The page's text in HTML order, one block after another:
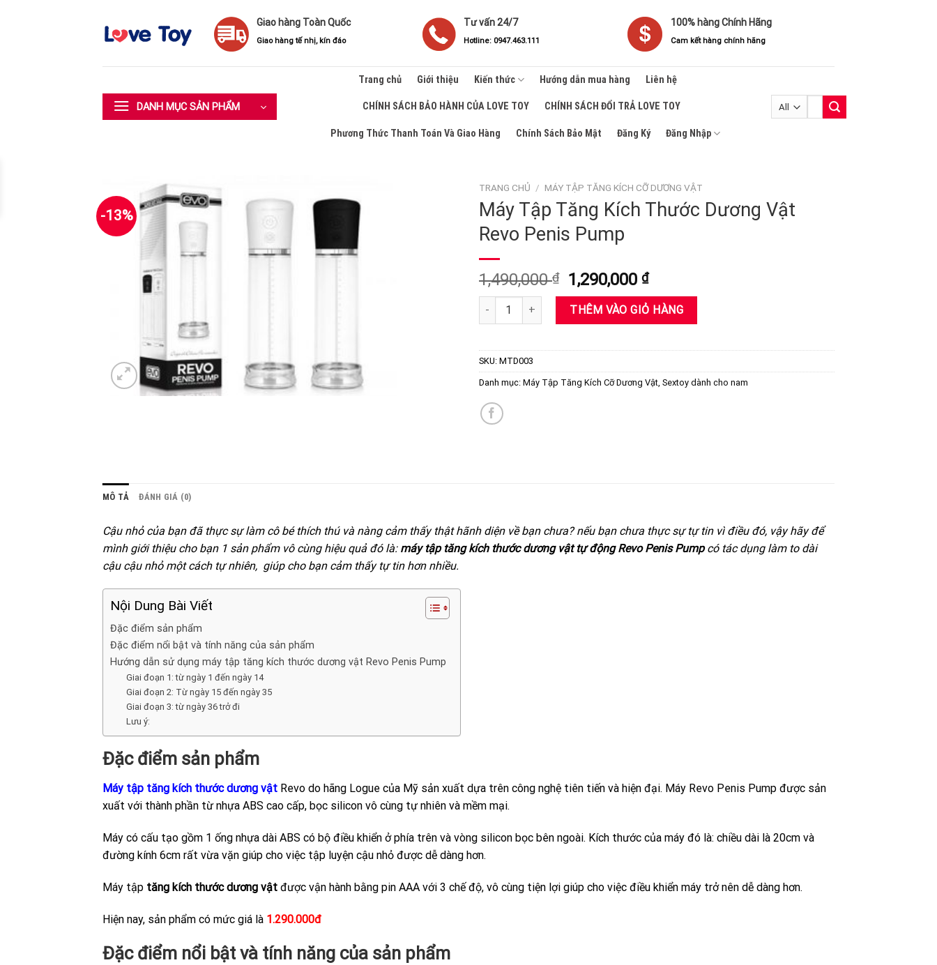
Giao hàng Toàn Quốc
Giao hàng tế nhị, kín đáo
Tư vấn 24/7
Hotline: 0947.463.111
100% hàng Chính Hãng
Cam kết hàng chính hãng
DANH MỤC SẢN PHẨM
Trang chủ Giới thiệu Kiến thức Hướng dẫn mua hàng Liên hệ
CHÍNH SÁCH BẢO HÀNH CỦA LOVE TOY CHÍNH SÁCH ĐỔI TRẢ LOVE TOY
Phương Thức Thanh Toán Và Giao Hàng Chính Sách Bảo Mật Đăng Ký Đăng Nhập
-13%
TRANG CHỦ / MÁY TẬP TĂNG KÍCH CỠ DƯƠNG VẬT
Máy Tập Tăng Kích Thước Dương Vật
Revo Penis Pump
1,490,000₫
Giá
gốc
là:
1,490,000 ₫.
1,290,000₫Giá
hiện
tại
là:
1,290,000 ₫.
Máy Tập Tăng Kích Thước Dương Vật Revo Penis Pump số lượng
THÊM VÀO GIỎ HÀNG
SKU: MTD003
Danh mục: Máy Tập Tăng Kích Cỡ Dương Vật Sextoy dành cho nam
MÔ TẢ ĐÁNH GIÁ (0)
Cậu nhỏ của bạn đã thực sự làm cô bé thích thú và nàng cảm thấy thật hãnh diện về bạn chưa? nếu bạn chưa thực sự tự tin vì điều đó, vậy hãy để
mình giới thiệu cho bạn 1 sản phẩm vô cùng hiệu quả đó là: máy tập tăng kích thước dương vật tự động Revo Penis Pumpcó tác dụng làm to dài
cậu cậu nhỏ một cách tự nhiên, giúp cho bạn cảm thấy tự tin hơn nhiều.
Nội Dung Bài Viết
Đặc điểm sản phẩm
Đặc điểm nổi bật và tính năng của sản phẩm
Hướng dẫn sử dụng máy tập tăng kích thước dương vật Revo Penis Pump
Giai đoạn 1: từ ngày 1 đến ngày 14
Giai đoạn 2: Từ ngày 15 đến ngày 35
Giai đoạn 3: từ ngày 36 trở đi
Lưu ý:
Đặc điểm sản phẩm
Máy tập tăng kích thước dương vật Revo do hãng Logue của Mỹ sản xuất dựa trên công nghệ tiên tiến và hiện đại. Máy Revo Penis Pump được sản
xuất với thành phần từ nhựa ABS cao cấp, bọc silicon vô cùng tự nhiên và mềm mại.
Máy có cấu tạo gồm 1 ống nhựa dài ABS có bộ điều khiển ở phía trên và vòng silicon bọc bên ngoài. Kích thước của máy đó là: chiều dài là 20cm và
đường kính 6cm rất vừa vặn giúp cho việc tập luyện cậu nhỏ được dễ dàng hơn.
Máy tập tăng kích thước dương vật được vận hành bằng pin AAA với 3 chế độ, vô cùng tiện lợi giúp cho việc điều khiển máy trở nên dễ dàng hơn.
Hiện nay, sản phẩm có mức giá là 1.290.000đ
Đặc điểm nổi bật và tính năng của sản phẩm